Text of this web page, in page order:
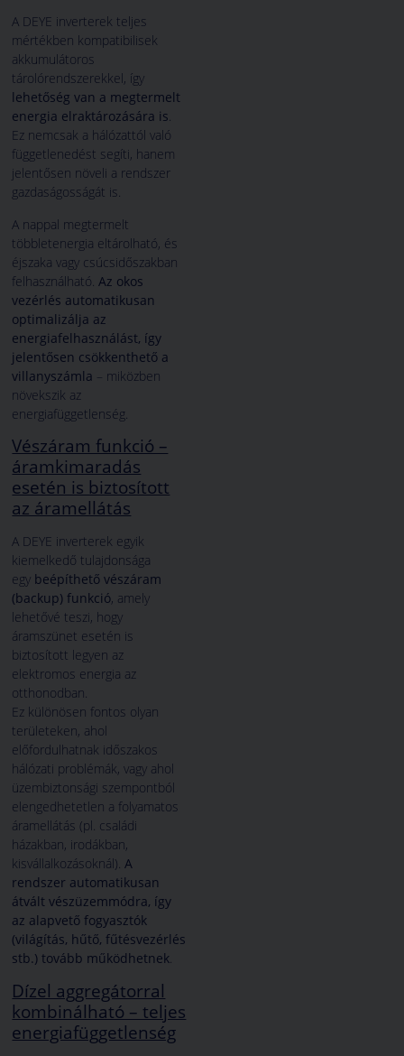
A DEYE inverterek teljes
mértékben kompatibilisek
akkumulátoros
tárolórendszerekkel, így
lehetőség van a megtermelt
energia elraktározására is.
Ez nemcsak a hálózattól való
függetlenedést segíti, hanem
jelentősen növeli a rendszer
gazdaságosságát is.
A nappal megtermelt
többletenergia eltárolható, és
éjszaka vagy csúcsidőszakban
felhasználható. Az okos
vezérlés automatikusan
optimalizálja az
energiafelhasználást, így
jelentősen csökkenthető a
villanyszámla – miközben
növekszik az
energiafüggetlenség.
Vészáram funkció –
áramkimaradás
esetén is biztosított
az áramellátás
A DEYE inverterek egyik
kiemelkedő tulajdonsága
egy beépíthető vészáram
(backup) funkció, amely
lehetővé teszi, hogy
áramszünet esetén is
biztosított legyen az
elektromos energia az
otthonodban.
Ez különösen fontos olyan
területeken, ahol
előfordulhatnak időszakos
hálózati problémák, vagy ahol
üzembiztonsági szempontból
elengedhetetlen a folyamatos
áramellátás (pl. családi
házakban, irodákban,
kisvállalkozásoknál).A
rendszer automatikusan
átvált vészüzemmódra, így
az alapvető fogyasztók
(világítás, hűtő, fűtésvezérlés
stb.) tovább működhetnek.
Dízel aggregátorral
kombinálható – teljes
energiafüggetlenség